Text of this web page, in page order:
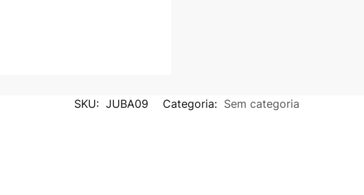
SKU: JUBA09 Categoria: Sem categoria